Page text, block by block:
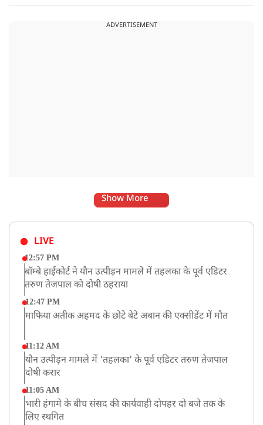
का बुलावा होता है, वही यहां तक पहुंच पाता है.
ADVERTISEMENT
Show More
LIVE
12:57 PM
बॉम्बे हाईकोर्ट ने यौन उत्पीड़न मामले में तहलका के पूर्व एडिटर
तरुण तेजपाल को दोषी ठहराया
12:47 PM
माफिया अतीक अहमद के छोटे बेटे अबान की एक्सीडेंट में मौत
11:12 AM
यौन उत्पीड़न मामले में 'तहलका' के पूर्व एडिटर तरुण तेजपाल
दोषी करार
11:05 AM
भारी हंगामे के बीच संसद की कार्यवाही दोपहर दो बजे तक के
लिए स्थगित